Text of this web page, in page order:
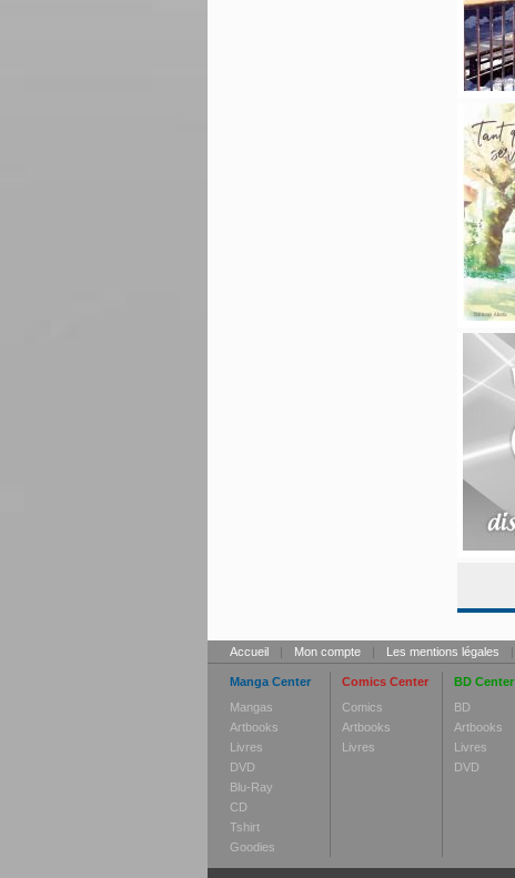
Accueil | Mon compte | Les mentions légales |
Manga Center
Mangas
Artbooks
Livres
DVD
Blu-Ray
CD
Tshirt
Goodies
Comics Center
Comics
Artbooks
Livres
BD Center
BD
Artbooks
Livres
DVD